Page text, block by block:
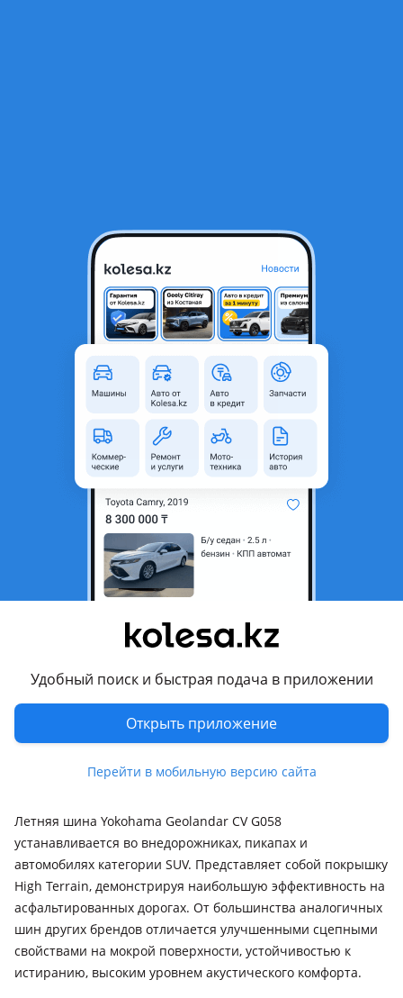
Удобный поиск и быстрая подача в приложении
Открыть приложение
Перейти в мобильную версию сайта
245/50r20 Yokohama Geolandar CV G058
Астана, Акмолинская
область
Новая
Летние
Высота профиля
R20
Комментарий продавца
245/50r20 Yokohama Geolandar CV G058, новая.
Цена: 92000 тг за баллон. Торопитесь, количество шин
ограниченно и цены будут расти!
Описание шины Yokohama Geolandar CV G058
Летняя шина Yokohama Geolandar CV G058
устанавливается во внедорожниках, пикапах и
автомобилях категории SUV. Представляет собой покрышку
High Terrain, демонстрируя наибольшую эффективность на
асфальтированных дорогах. От большинства аналогичных
шин других брендов отличается улучшенными сцепными
свойствами на мокрой поверхности, устойчивостью к
истиранию, высоким уровнем акустического комфорта.